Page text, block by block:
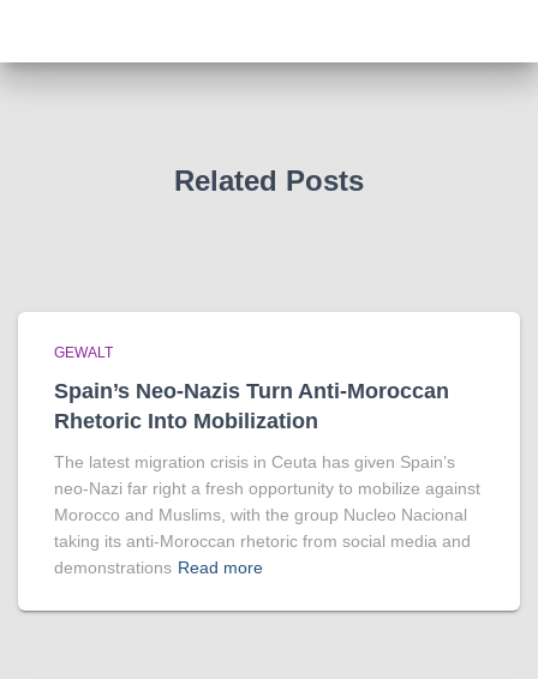
Related Posts
GEWALT
Spain’s Neo-Nazis Turn Anti-Moroccan
Rhetoric Into Mobilization
The latest migration crisis in Ceuta has given Spain’s
neo-Nazi far right a fresh opportunity to mobilize against
Morocco and Muslims, with the group Nucleo Nacional
taking its anti-Moroccan rhetoric from social media and
demonstrations Read more